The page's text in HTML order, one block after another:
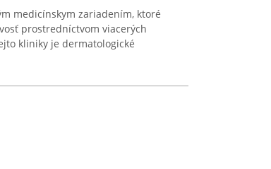
medicínskym zariadením, ktoré
prostredníctvom viacerých
kliniky je dermatologické